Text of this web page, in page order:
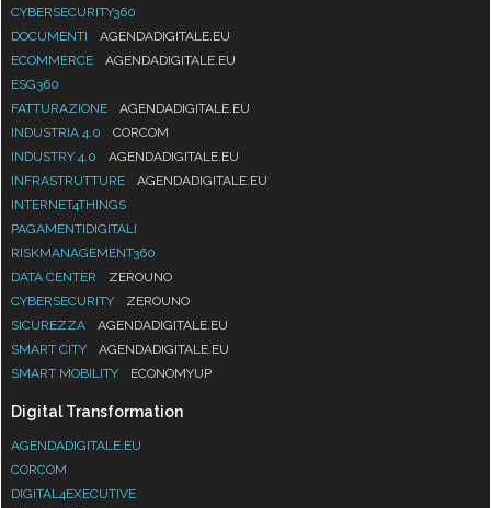
CYBERSECURITY360
DOCUMENTI
AGENDADIGITALE.EU
ECOMMERCE
AGENDADIGITALE.EU
ESG360
FATTURAZIONE
AGENDADIGITALE.EU
INDUSTRIA 4.0
CORCOM
INDUSTRY 4.0
AGENDADIGITALE.EU
INFRASTRUTTURE
AGENDADIGITALE.EU
INTERNET4THINGS
PAGAMENTIDIGITALI
RISKMANAGEMENT360
DATA CENTER
ZEROUNO
CYBERSECURITY
ZEROUNO
SICUREZZA
AGENDADIGITALE.EU
SMART CITY
AGENDADIGITALE.EU
SMART MOBILITY
ECONOMYUP
Digital Transformation
AGENDADIGITALE.EU
CORCOM
DIGITAL4EXECUTIVE